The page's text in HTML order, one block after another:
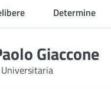
Determine
Giaccone